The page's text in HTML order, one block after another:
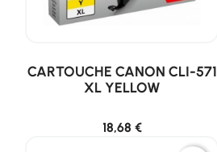
CARTOUCHE CANON CLI-571
XL YELLOW
18,68 €